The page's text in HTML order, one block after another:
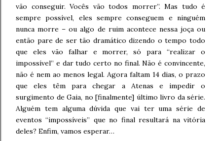
vão conseguir. Vocês vão todos morrer”. Mas tudo é
sempre possível, eles sempre conseguem e ninguém
nunca morre – ou algo de ruim acontece nessa joça ou
então pare de ser tão dramático dizendo o tempo todo
que eles vão falhar e morrer, só para “realizar o
impossível” e dar tudo certo no final. Não é convincente,
não é nem ao menos legal. Agora faltam 14 dias, o prazo
que eles têm para chegar a Atenas e impedir o
surgimento de Gaia, no [finalmente] último livro da série.
Alguém tem alguma dúvida que vai ter uma série de
eventos “impossíveis” que no final resultará na vitória
deles? Enfim, vamos esperar…